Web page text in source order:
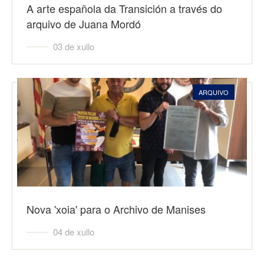
A arte española da Transición a través do
arquivo de Juana Mordó
03 de xullo
ARQUIVO
Nova 'xoia' para o Archivo de Manises
04 de xullo